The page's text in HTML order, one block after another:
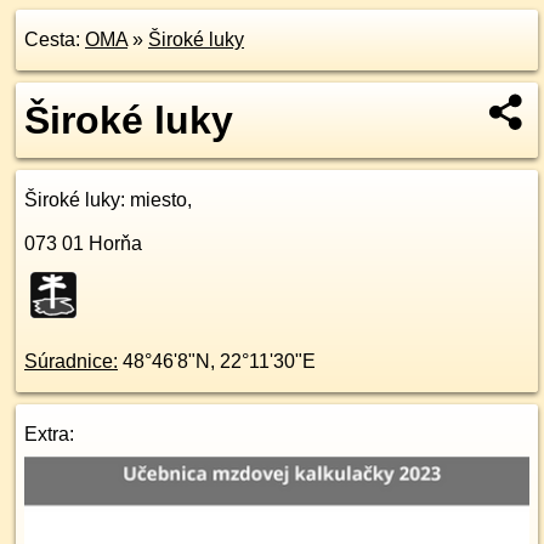
Cesta: OMA» Široké luky
Široké luky
Široké luky: miesto,
073 01 Horňa
Súradnice: 48°46'8"N , 22°11'30"E
Extra: